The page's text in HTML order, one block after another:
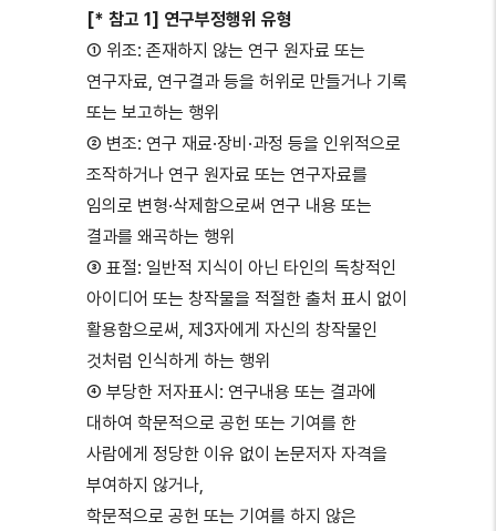
[* 참고 1] 연구부정행위 유형
① 위조: 존재하지 않는 연구 원자료 또는
연구자료, 연구결과 등을 허위로 만들거나 기록
또는 보고하는 행위
② 변조: 연구 재료·장비·과정 등을 인위적으로
조작하거나 연구 원자료 또는 연구자료를
임의로 변형·삭제함으로써 연구 내용 또는
결과를 왜곡하는 행위
③ 표절: 일반적 지식이 아닌 타인의 독창적인
아이디어 또는 창작물을 적절한 출처 표시 없이
활용함으로써, 제3자에게 자신의 창작물인
것처럼 인식하게 하는 행위
④ 부당한 저자표시: 연구내용 또는 결과에
대하여 학문적으로 공헌 또는 기여를 한
사람에게 정당한 이유 없이 논문저자 자격을
부여하지 않거나,
학문적으로 공헌 또는 기여를 하지 않은